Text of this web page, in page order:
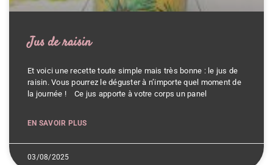
Jus de raisin
Et voici une recette toute simple mais très bonne : le jus de
raisin. Vous pourrez le déguster à n’importe quel moment de
la journée ! Ce jus apporte à votre corps un panel
EN SAVOIR PLUS
03/08/2025